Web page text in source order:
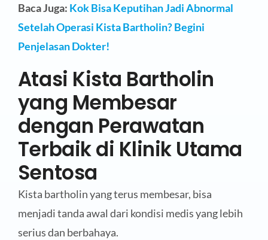
Baca Juga: Kok Bisa Keputihan Jadi Abnormal
Setelah Operasi Kista Bartholin? Begini
Penjelasan Dokter!
Atasi Kista Bartholin
yang Membesar
dengan Perawatan
Terbaik di Klinik Utama
Sentosa
Kista bartholin yang terus membesar, bisa
menjadi tanda awal dari kondisi medis yang lebih
serius dan berbahaya.